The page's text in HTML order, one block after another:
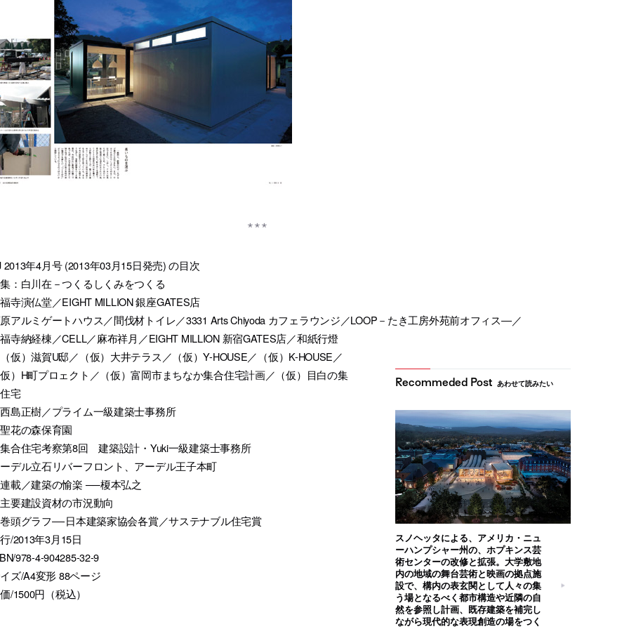
2013年4月号 (2013年03月15日発売) の目次
：白川在－つくるしくみをつくる
寺演仏堂／EIGHT MILLION 銀座GATES店
アルミゲートハウス／間伐材トイレ／3331 Arts Chiyoda カフェラウンジ／LOOP－たき工房外苑前オフィス―／
寺納経棟／CELL／麻布祥月／EIGHT MILLION 新宿GATES店／和紙行燈
仮）滋賀U邸／（仮）大井テラス／（仮）Y-HOUSE／（仮）K-HOUSE／
）H町プロェクト／（仮）富岡市まちなか集合住宅計画／（仮）目白の集
宅
島正樹／プライム一級建築士事務所
花の森保育園
合住宅考察第8回 建築設計・Yuki一級建築士事務所
デル立石リバーフロント、アーデル王子本町
載／建築の愉楽 ──榎本弘之
要建設資材の市況動向
頭グラフ―-日本建築家協会各賞／サステナブル住宅賞
/2013年3月15日
978-4-904285-32-9
ズ/A4変形 88ページ
/1500円（税込）
あわせて読みたい
スノヘッタによる、アメリカ・ニュ
ーハンプシャー州の、ホプキンス芸
術センターの改修と拡張。大学敷地
内の地域の舞台芸術と映画の拠点施
設で、構内の表玄関として人々の集
う場となるべく都市構造や近隣の自
然を参照し計画、既存建築を補完し
ながら現代的な表現創造の場をつく